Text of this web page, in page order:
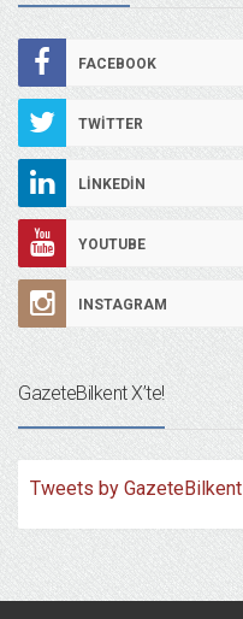
FACEBOOK
TWITTER
LINKEDIN
YOUTUBE
INSTAGRAM
GazeteBilkent X’te!
Tweets by GazeteBilkent